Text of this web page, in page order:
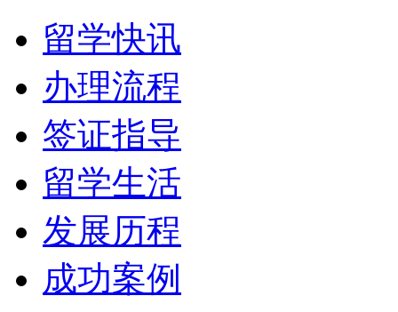
留学快讯
办理流程
签证指导
留学生活
发展历程
成功案例